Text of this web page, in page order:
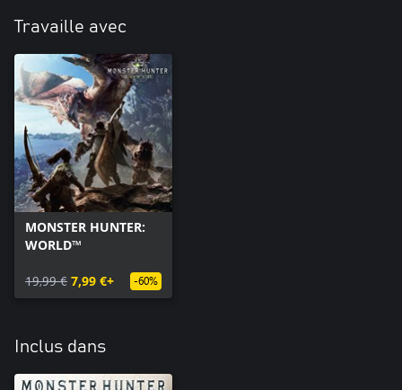
Travaille avec
MONSTER HUNTER:
WORLD™
19,99 € 7,99 €+ -60%
Inclus dans